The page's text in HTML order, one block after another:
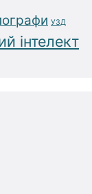
УЗД
інтелект